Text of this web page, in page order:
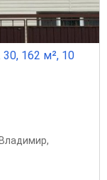
162 м², 10
,